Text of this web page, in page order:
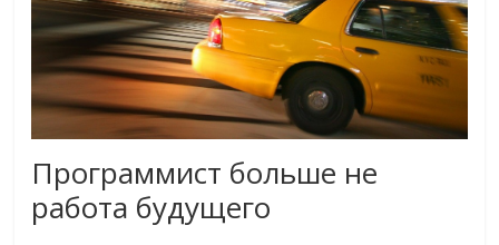
Программист больше не
работа будущего